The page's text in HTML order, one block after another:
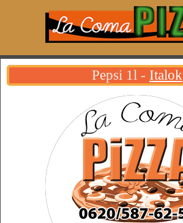
Pepsi 1l - Italok